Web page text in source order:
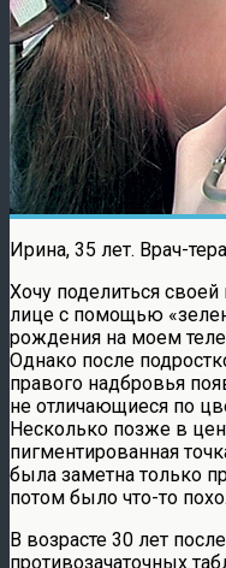
Ирина, 35 лет. Врач-
Хочу поделиться
лице с помощью
рождения на моем
Однако после
правого надбровья
не отличающиеся по
Несколько позже в
пигментированная
была заметна только
потом было что-то
В возрасте 30 лет
противозачаточных